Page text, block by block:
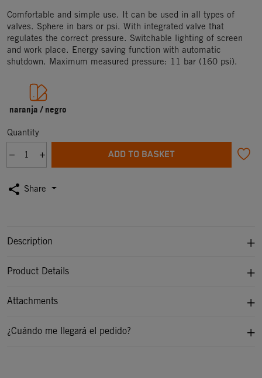
Comfortable and simple use. It can be used in all types of
valves. Sphere in bars or psi. With integrated valve that
regulates the correct pressure. Switchable lighting of screen
and work place. Energy saving function with automatic
shutdown. Maximum measured pressure: 11 bar (160 psi).
naranja / negro
Quantity
ADD TO BASKET
share Share
Description
Product Details
Attachments
¿Cuándo me llegará el pedido?